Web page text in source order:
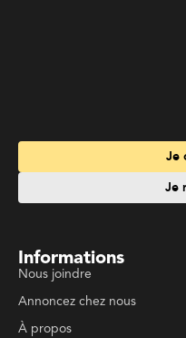
Services
Suivez La Liberté